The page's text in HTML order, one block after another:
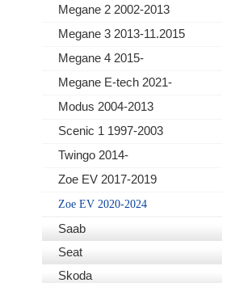
Megane 2 2002-2013
Megane 3 2013-11.2015
Megane 4 2015-
Megane E-tech 2021-
Modus 2004-2013
Scenic 1 1997-2003
Twingo 2014-
Zoe EV 2017-2019
Zoe EV 2020-2024
Saab
Seat
Skoda